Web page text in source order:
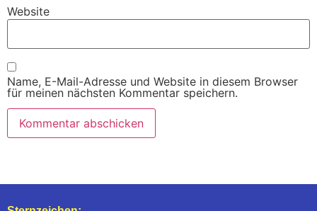
Website
Name, E-Mail-Adresse und Website in diesem Browser
für meinen nächsten Kommentar speichern.